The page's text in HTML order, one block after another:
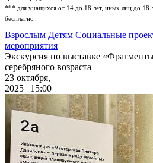
*** для учащихся от 14 до 18 лет, иных лиц до 18
бесплатно
Взрослым Детям Социальные
мероприятия
Экскурсия по выставке
серебряного возраста
23 октября,
2025 | 15:00